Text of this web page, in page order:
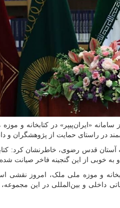
سامانه «ایران‌پیپر» در کتابخانه و
در راستای حمایت از پژوهشگران و
آستان قدس رضوی، خاطرنشان کرد:
و موزه ملی ملک، امروز نقشی
داخلی و بین‌المللی در این